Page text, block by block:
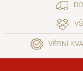
VĚRNÍ